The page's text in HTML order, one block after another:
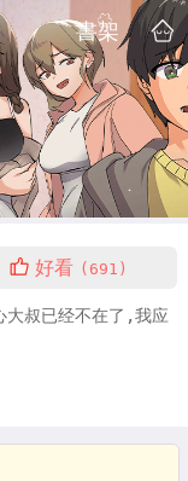
書架
好看 (691)
大叔已经不在了,我应